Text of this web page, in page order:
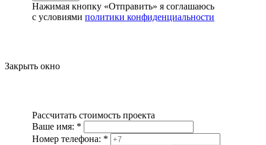
Нажимая кнопку «Отправить» я соглашаюсь
с условиями политики конфиденциальности
Закрыть окно
Рассчитать стоимость проекта
Ваше имя: *
Номер телефона: *